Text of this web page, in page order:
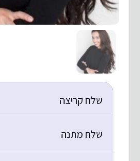
שלח קריצה
שלח מתנה